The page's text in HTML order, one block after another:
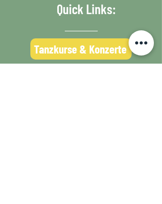
Quick Links:
Tanzkurse & Konzerte